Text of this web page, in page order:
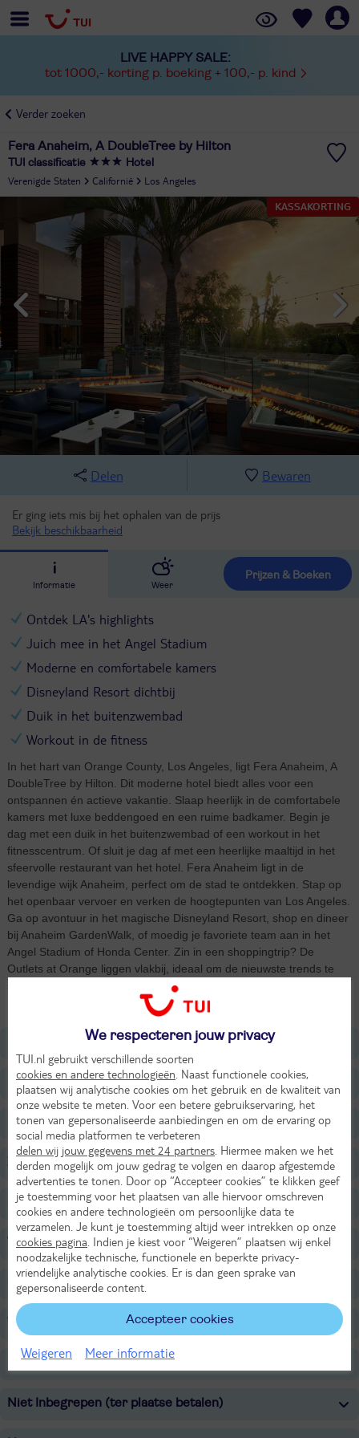
LIVE HAPPY SALE:
tot 1000,- korting p. boeking + 100,- p. kind
Verder zoeken
Fera Anaheim, A DoubleTree by Hilton
TUI classificatie Hotel
Verenigde Staten Californië
Los Angeles
KASSAKORTING
Delen Bewaren
Er ging iets mis bij het ophalen van de prijs
Bekijk beschikbaarheid
Informatie Weer
Prijzen & Boeken
Ontdek LA's highlights
Juich mee in het Angel Stadium
Moderne en comfortabele kamers
Disneyland Resort dichtbij
Duik in het buitenzwembad
Workout in de fitness
In het hart van Orange County, Los Angeles, ligt Fera Anaheim, A
DoubleTree by Hilton. Dit moderne hotel biedt alles voor een
ontspannen én actieve vakantie. Slaap heerlijk in de comfortabele
kamers met luxe beddengoed en een ruime badkamer. Begin je
dag met een duik in het buitenzwembad of een workout in het
fitnesscentrum. Of sluit je dag af met een heerlijke maaltijd in het
sfeervolle restaurant van het hotel. Fera Anaheim ligt in de
levendige wijk Anaheim, perfect om de stad te ontdekken. Stap op
het openbaar vervoer en verken de hoogtepunten van Los Angeles.
Ga op avontuur in het magische Disneyland Resort, shop en dineer
bij Anaheim GardenWalk, of moedig je favoriete team aan in het
Angel Stadium of Honda Center. Zin in een shoppingtrip? De
Outlets at Orange liggen vlakbij, ideaal om de nieuwste trends te
scoren. Beleef het allemaal in en rondom Fera Anaheim, A
DoubleTree by Hilton, tijdens je stedentrip.
Faciliteiten
Restaurants/Bars
Zwembaden
Sport & Activiteiten
Voor de kinderen
Overige informatie
Verzorging
Belangrijke informatie
Niet Inbegrepen (ter plaatse betalen)
We respecteren jouw privacy
TUI.nl gebruikt verschillende soorten
cookies en andere technologieën . Naast functionele cookies,
plaatsen wij analytische cookies om het gebruik en de kwaliteit van
onze website te meten. Voor een betere gebruikservaring, het
tonen van gepersonaliseerde aanbiedingen en om de ervaring op
social media platformen te verbeteren
delen wij jouw gegevens met 24 partners . Hiermee maken we het
derden mogelijk om jouw gedrag te volgen en daarop afgestemde
advertenties te tonen. Door op “Accepteer cookies” te klikken geef
je toestemming voor het plaatsen van alle hiervoor omschreven
cookies en andere technologieën om persoonlijke data te
verzamelen. Je kunt je toestemming altijd weer intrekken op onze
cookies pagina . Indien je kiest voor “Weigeren” plaatsen wij enkel
noodzakelijke technische, functionele en beperkte privacy-
vriendelijke analytische cookies. Er is dan geen sprake van
gepersonaliseerde content.
Accepteer cookies
Weigeren Meer informatie